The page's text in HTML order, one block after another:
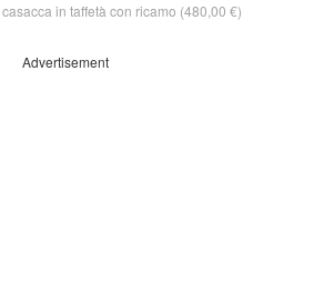
in taffetà con ricamo (480,00 €)
Advertisement